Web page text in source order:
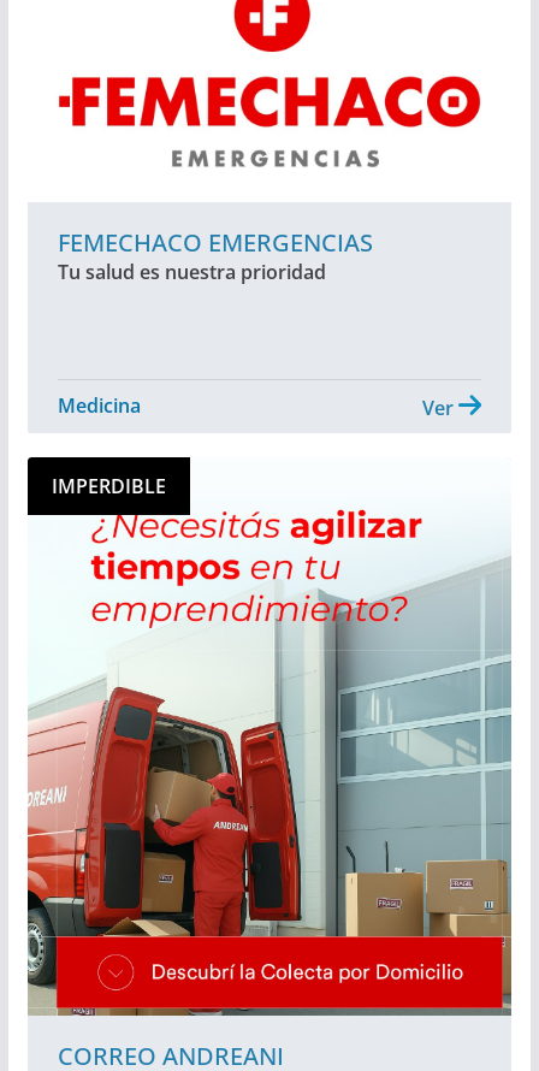
FEMECHACO EMERGENCIAS
Tu salud es nuestra prioridad
Ver
Medicina
IMPERDIBLE
CORREO ANDREANI